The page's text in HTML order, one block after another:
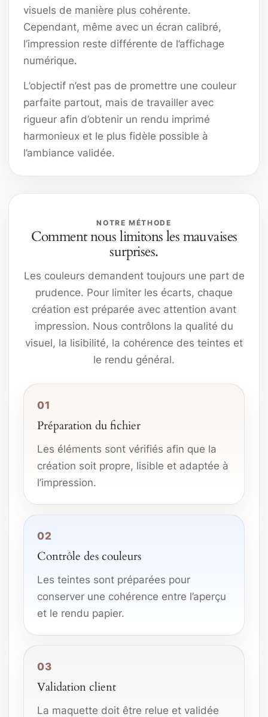
visuels de manière plus cohérente.
Cependant, même avec un écran calibré,
l’impression reste différente de l’affichage
numérique.
L’objectif n’est pas de promettre une couleur
parfaite partout, mais de travailler avec
rigueur afin d’obtenir un rendu imprimé
harmonieux et le plus fidèle possible à
l’ambiance validée.
NOTRE MÉTHODE
Comment nous limitons les mauvaises
surprises.
Les couleurs demandent toujours une part de
prudence. Pour limiter les écarts, chaque
création est préparée avec attention avant
impression. Nous contrôlons la qualité du
visuel, la lisibilité, la cohérence des teintes et
le rendu général.
01
Préparation du fichier
Les éléments sont vérifiés afin que la
création soit propre, lisible et adaptée à
l’impression.
02
Contrôle des couleurs
Les teintes sont préparées pour
conserver une cohérence entre l’aperçu
et le rendu papier.
03
Validation client
La maquette doit être relue et validée